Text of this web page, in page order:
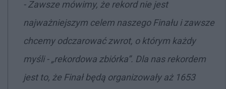
- Zawsze mówimy, że rekord nie jest
najważniejszym celem naszego Finału i zawsze
chcemy odczarować zwrot, o którym każdy
myśli - „rekordowa zbiórka”. Dla nas rekordem
jest to, że Finał będą organizowały aż 1653